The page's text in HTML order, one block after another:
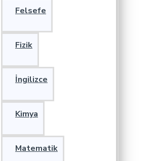
Felsefe
Fizik
İngilizce
Kimya
Matematik